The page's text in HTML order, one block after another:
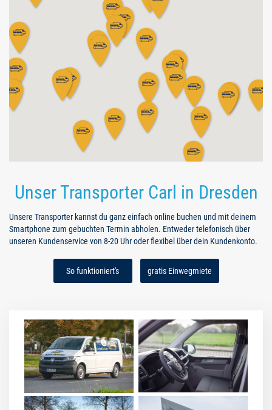
Unser Transporter Carl in Dresden
Unsere Transporter kannst du ganz einfach online buchen und mit deinem
Smartphone zum gebuchten Termin abholen. Entweder telefonisch über
unseren Kundenservice von 8-20 Uhr oder flexibel über dein Kundenkonto.
So funktioniert's gratis Einwegmiete